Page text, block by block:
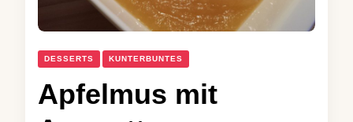
DESSERTS KUNTERBUNTES
Apfelmus mit